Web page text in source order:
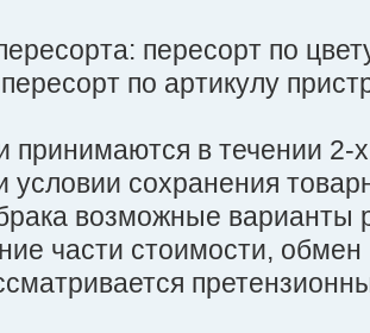
пересорт по
по артикулу
принимаются в течении 2-
условии сохранения
возможные
части стоимости, обмен